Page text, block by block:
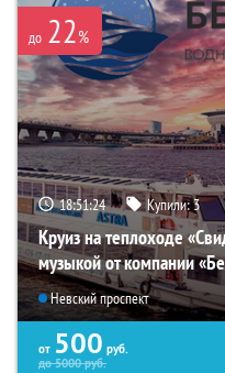
до 22%
18:51:22 Купили:3
Круиз на теплоходе
музыкой от компании
Невский проспект
от 500 руб.
до5000руб.